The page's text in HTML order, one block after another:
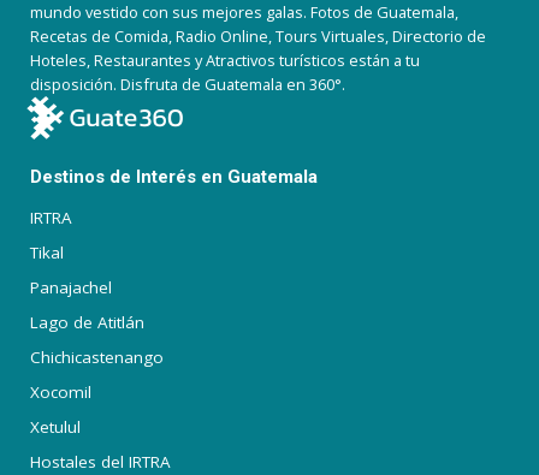
mundo vestido con sus mejores galas. Fotos de Guatemala,
Recetas de Comida, Radio Online, Tours Virtuales, Directorio de
Hoteles, Restaurantes y Atractivos turísticos están a tu
disposición. Disfruta de Guatemala en 360°.
Destinos de Interés en Guatemala
IRTRA
Tikal
Panajachel
Lago de Atitlán
Chichicastenango
Xocomil
Xetulul
Hostales del IRTRA